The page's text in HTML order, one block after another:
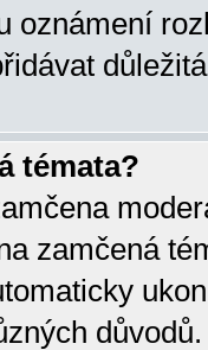
oznámení
témata?
zamčená
důvodů.